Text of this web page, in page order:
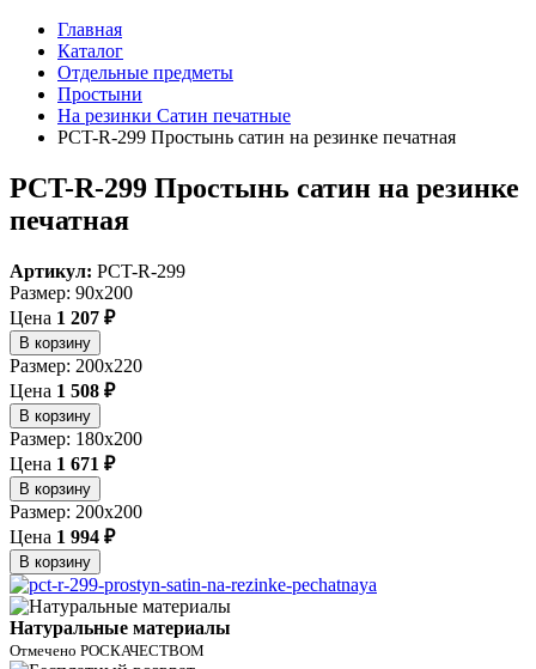
Главная
Каталог
Отдельные предметы
Простыни
На резинки Сатин печатные
PCT-R-299 Простынь сатин на резинке печатная
PCT-R-299 Простынь сатин на резинке
печатная
Артикул: PCT-R-299
Размер: 90x200
Цена 1 207 ₽
В корзину
Размер: 200x220
Цена 1 508 ₽
В корзину
Размер: 180x200
Цена 1 671 ₽
В корзину
Размер: 200х200
Цена 1 994 ₽
В корзину
Натуральные материалы
Отмечено РОСКАЧЕСТВОМ